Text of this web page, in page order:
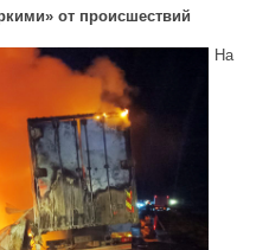
от происшествий
На